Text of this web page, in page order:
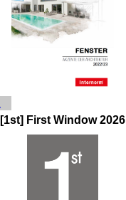
[1st] First Window 2026